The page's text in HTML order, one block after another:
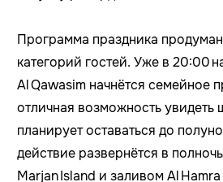
Программа праздника
категорий гостей. Уже в 20:00
Al Qawasim начнётся семейное
отличная возможность увидеть
планирует оставаться до
действие развернётся в
Marjan Island и заливом Al